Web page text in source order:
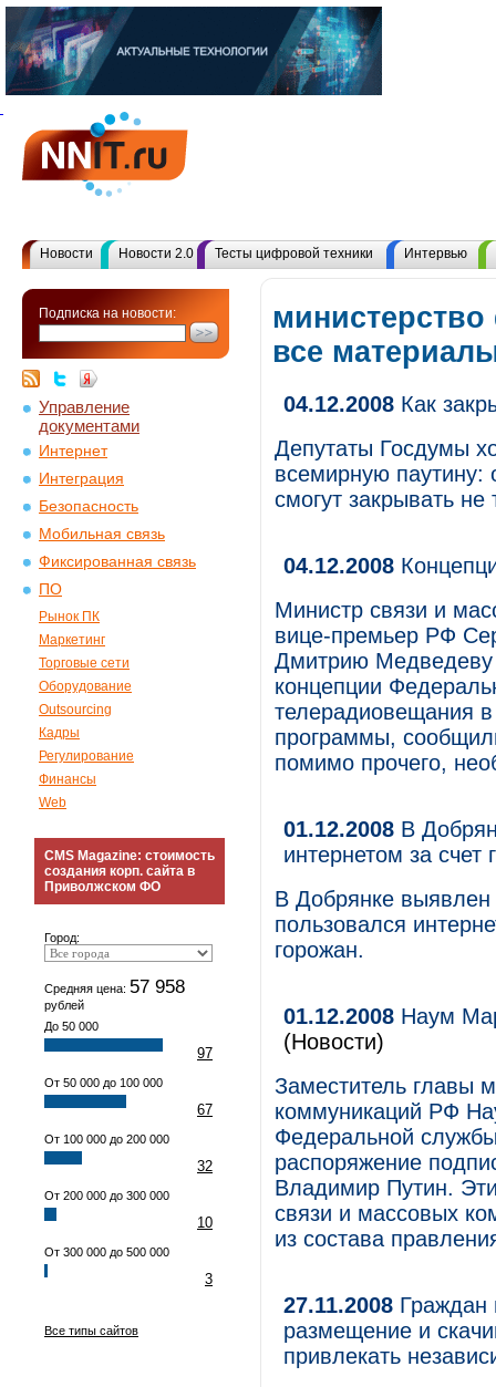
Новости Новости 2.0 Тесты цифровой техники Интервью
Подписка на новости:
Управление
документами
Интернет
Интеграция
Безопасность
Мобильная связь
Фиксированная связь
ПО
Рынок ПК
Маркетинг
Торговые сети
Оборудование
Outsourcing
Кадры
Регулирование
Финансы
Web
CMS Magazine: стоимость
создания корп. сайта в
Приволжском ФО
Город:
Средняя цена: 57 958
рублей
До 50 000
97
От 50 000 до 100 000
67
От 100 000 до 200 000
32
От 200 000 до 300 000
10
От 300 000 до 500 000
3
Все типы сайтов
все
04.12.2008 Как
Депутаты Госдумы
всемирную паутину:
смогут закрывать
04.12.2008
Министр связи и
вице-премьер РФ
Дмитрию Медведеву
концепции
телерадиовещания
программы,
помимо прочего,
01.12.2008 В
интернетом за счет
В Добрянке выявлен
пользовался
горожан.
01.12.2008 Наум
(Новости)
Заместитель главы
коммуникаций РФ
Федеральной
распоряжение
Владимир Путин.
связи и массовых
из состава
27.11.2008 Граждан
размещение и
привлекать